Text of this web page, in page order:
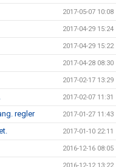
2017-05-07 10:08
2017-04-29 15:24
2017-04-29 15:22
2017-04-28 08:30
2017-02-17 13:29
2017-02-07 11:31
regler 2017-01-27 11:43
2017-01-10 22:11
2016-12-16 08:05
2016-12-12 13:22